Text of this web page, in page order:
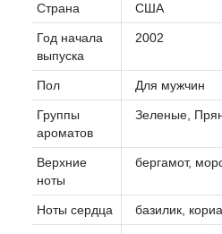
Страна США
Год начала
выпуска
2002
Пол Для мужчин
Группы
ароматов
Зеленые,
Верхние
ноты
бергамот,
Ноты сердца базилик,
Agatha Ruiz de la Prada
Agent Provocateur
Agonist
Aigner
Aj Arabia (Widian)